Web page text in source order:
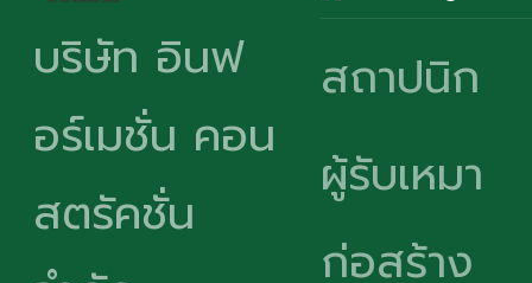
บริษัท อินฟ
อร์เมชั่น คอน
สตรัคชั่น
สถาปนิก
ผู้รับเหมา
ก่อสร้าง